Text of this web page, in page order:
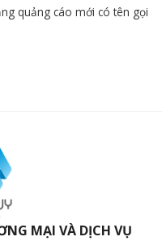
quảng cáo mới có tên gọi
MẠI VÀ DỊCH VỤ